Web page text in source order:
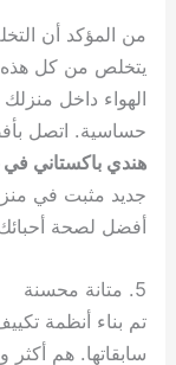
من المؤكد أن
يتخلص من كل
الهواء داخل
حساسية. اتصل
هندي باكستاني
جديد مثبت في
أفضل لصحة
5. متانة محسنة
تم بناء أنظمة
سابقاتها. هم